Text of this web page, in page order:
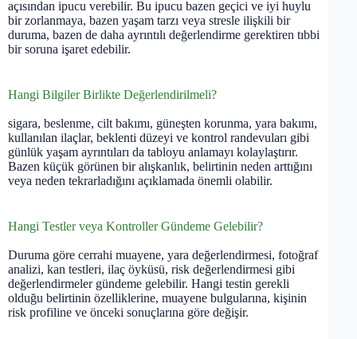
açısından ipucu verebilir. Bu ipucu bazen geçici ve iyi huylu
bir zorlanmaya, bazen yaşam tarzı veya stresle ilişkili bir
duruma, bazen de daha ayrıntılı değerlendirme gerektiren tıbbi
bir soruna işaret edebilir.
Hangi Bilgiler Birlikte Değerlendirilmeli?
sigara, beslenme, cilt bakımı, güneşten korunma, yara bakımı,
kullanılan ilaçlar, beklenti düzeyi ve kontrol randevuları gibi
günlük yaşam ayrıntıları da tabloyu anlamayı kolaylaştırır.
Bazen küçük görünen bir alışkanlık, belirtinin neden arttığını
veya neden tekrarladığını açıklamada önemli olabilir.
Hangi Testler veya Kontroller Gündeme Gelebilir?
Duruma göre cerrahi muayene, yara değerlendirmesi, fotoğraf
analizi, kan testleri, ilaç öyküsü, risk değerlendirmesi gibi
değerlendirmeler gündeme gelebilir. Hangi testin gerekli
olduğu belirtinin özelliklerine, muayene bulgularına, kişinin
risk profiline ve önceki sonuçlarına göre değişir.